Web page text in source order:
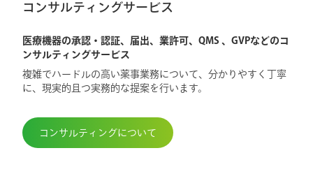
コンサルティングサービス
医療機器の承認・認証、届出、業許可、QMS 、GVPなどのコ
ンサルティングサービス
複雑でハードルの高い薬事業務について、分かりやすく丁寧
に、現実的且つ実務的な提案を行います。
コンサルティングについて